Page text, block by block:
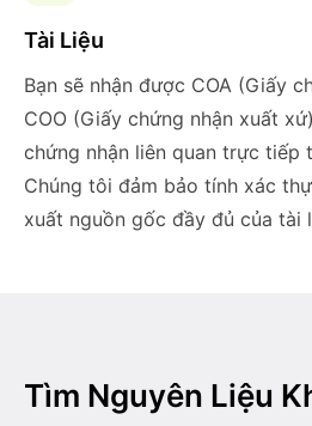
Tài Liệu
Bạn sẽ nhận được COA (Giấy
COO (Giấy chứng nhận xuất
chứng nhận liên quan trực tiếp
Chúng tôi đảm bảo tính xác
xuất nguồn gốc đầy đủ của tài
Tìm Nguyên Liệu